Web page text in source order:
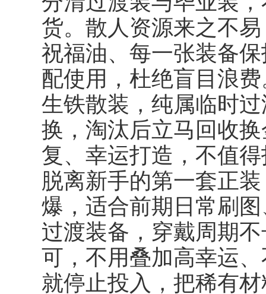
货。散人资源来之不
祝福油、每一张装备
配使用，杜绝盲目浪
生铁散装，纯属临时
换，淘汰后立马回收
复、幸运打造，不值
脱离新手的第一套正
爆，适合前期日常刷
过渡装备，穿戴周期
可，不用叠加高幸运
就停止投入，把稀有